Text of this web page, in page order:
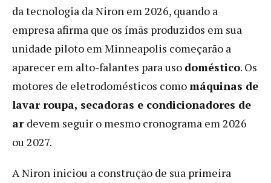
terras
Empresa
dos
EUA
tenta
quebrar
dependência
da
da tecnologia da Niron em 2026, quando a
empresa afirma que os ímãs produzidos em sua
unidade piloto em Minneapolis começarão a
aparecer em alto-falantes para uso doméstico. Os
motores de eletrodomésticos comomáquinas de
lavar roupa, secadoras e condicionadores de
ar devem seguir o mesmo cronograma em 2026
ou 2027.
A Niron iniciou a construção de sua primeira